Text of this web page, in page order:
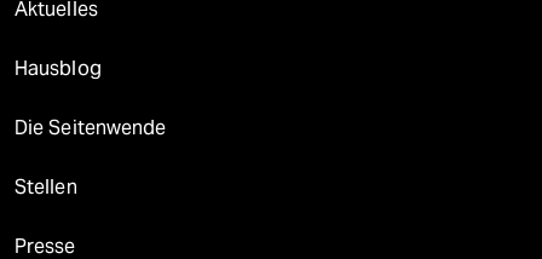
Aktuelles
Hausblog
Die Seitenwende
Stellen
Presse